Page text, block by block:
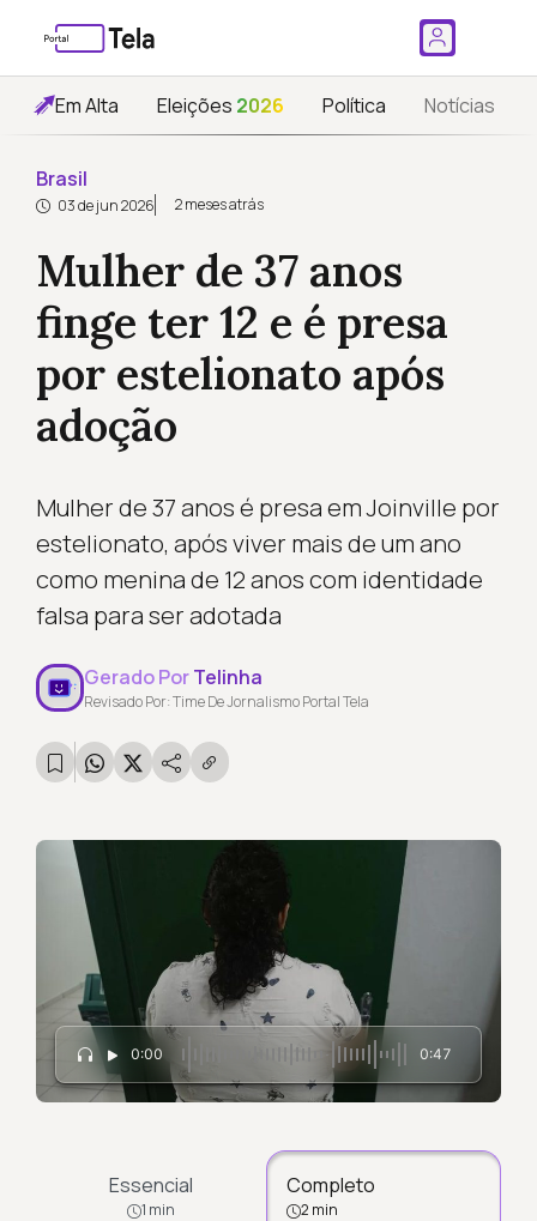
Em Alta Eleições 2026 Política Notícias
Brasil
03 de jun 2026 2 meses atrás
Mulher de 37 anos
finge ter 12 e é presa
por estelionato após
adoção
Mulher de 37 anos é presa em Joinville por
estelionato, após viver mais de um ano
como menina de 12 anos com identidade
falsa para ser adotada
Gerado PorTelinha
Revisado Por: Time De Jornalismo Portal Tela
0:00 0:47
Essencial
1 min
Completo
2 min